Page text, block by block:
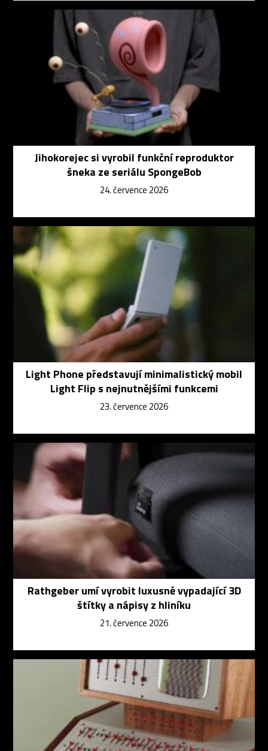
Jihokorejec si vyrobil funkční reproduktor
šneka ze seriálu SpongeBob
24. července 2026
Light Phone představují minimalistický mobil
Light Flip s nejnutnějšími funkcemi
23. července 2026
Rathgeber umí vyrobit luxusně vypadající 3D
štítky a nápisy z hliníku
21. července 2026